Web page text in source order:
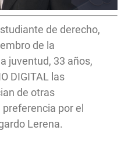
de derecho,
de la
juventud, 33 años,
DIGITAL las
de otras
por el
Lerena.